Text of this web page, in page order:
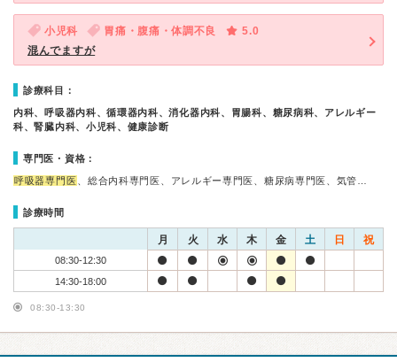
小児科 胃痛・腹痛・体調不良
5.0
混んでますが
診療科目：
内科、呼吸器内科、循環器内科、消化器内科、胃腸科、糖尿病科、アレルギー
科、腎臓内科、小児科、健康診断
専門医・資格：
呼吸器専門医 、総合内科専門医、アレルギー専門医、糖尿病専門医、気管…
診療時間
月 火 水 木 金 土 日 祝
08:30-12:30
14:30-18:00
08:30-13:30